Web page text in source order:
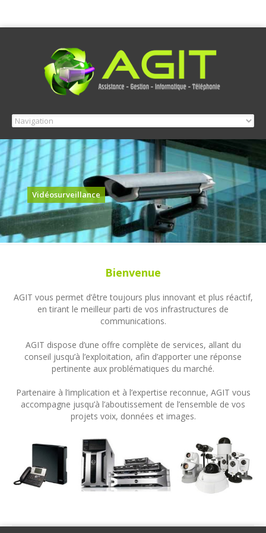
Vidéosurveillance
Bienvenue
AGIT vous permet d’être toujours plus innovant et plus réactif,
en tirant le meilleur parti de vos infrastructures de
communications.
AGIT dispose d’une offre complète de services, allant du
conseil jusqu’à l’exploitation, afin d’apporter une réponse
pertinente aux problématiques du marché.
Partenaire à l’implication et à l’expertise reconnue, AGIT vous
accompagne jusqu’à l’aboutissement de l’ensemble de vos
projets voix, données et images.